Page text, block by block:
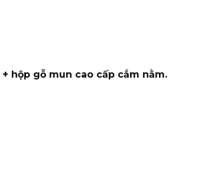
hộp gỗ mun cao cấp cắm nằm.